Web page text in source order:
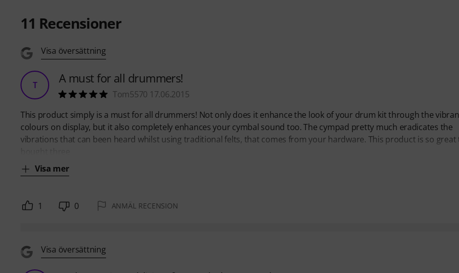
11 Recensioner
Visa översättning
T A must for all drummers!
Tom5570 17.06.2015
This product simply is a must for all drummers! Not only does it enhance the look of your drum kit through the
colours on display, but it also completely enhances your cymbal sound too. The cympad pretty much eradicates the
vibrations that can been heard whilst using traditional felts, that comes from your hardware. This product is so great
Visa mer
1 0 ANMÄL RECENSION
Visa översättning